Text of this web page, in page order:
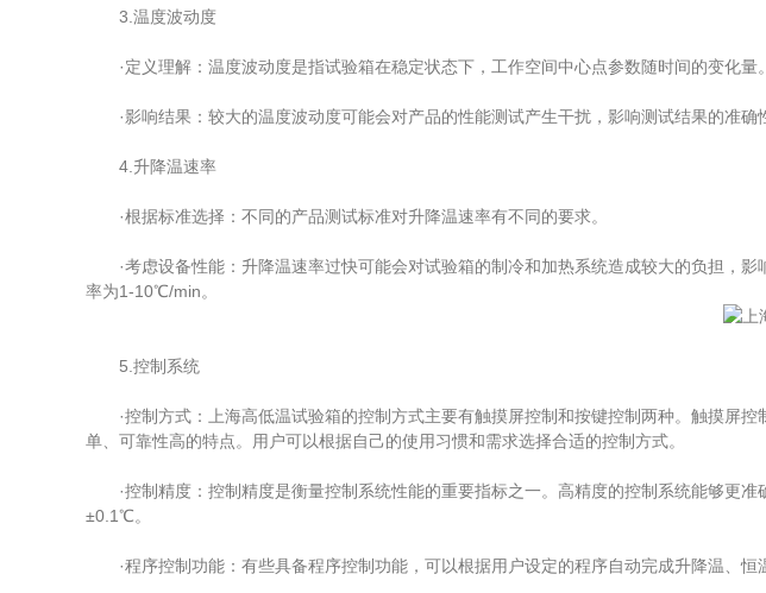
3.温度波动度
·定义理解：温度波动度是指试验箱在稳定状态下，工作空间中心点参数随时间的变化量
·影响结果：较大的温度波动度可能会对产品的性能测试产生干扰，影响测试结果的准确
4.升降温速率
·根据标准选择：不同的产品测试标准对升降温速率有不同的要求。
·考虑设备性能：升降温速率过快可能会对试验箱的制冷和加热系统造成较大的负担，影
率为1-10℃/min。
5.控制系统
·控制方式：上海高低温试验箱的控制方式主要有触摸屏控制和按键控制两种。触摸屏控
单、可靠性高的特点。用户可以根据自己的使用习惯和需求选择合适的控制方式。
·控制精度：控制精度是衡量控制系统性能的重要指标之一。高精度的控制系统能够更准
±0.1℃。
·程序控制功能：有些具备程序控制功能，可以根据用户设定的程序自动完成升降温、恒